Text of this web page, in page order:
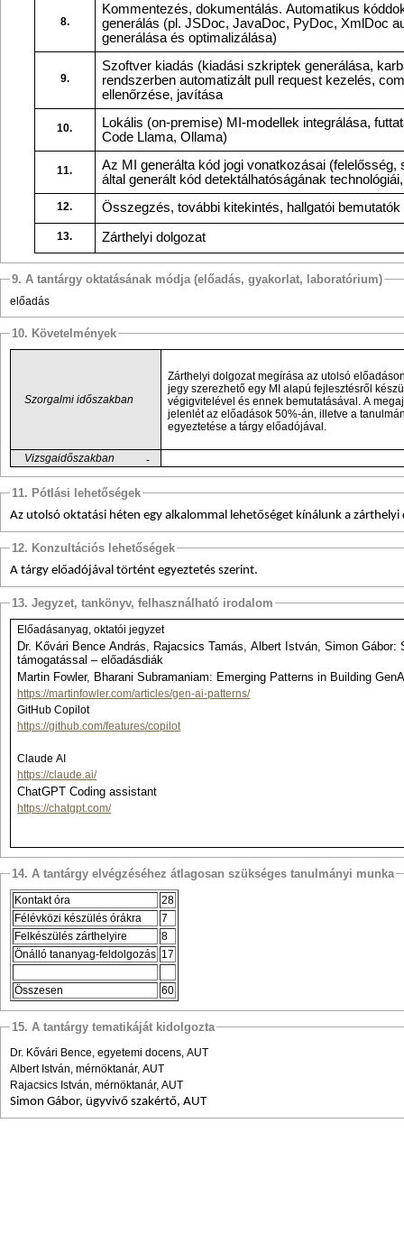
8.
Kommentezés, dokumentálás. Automatikus kóddokumentáció-
generálás (pl. JSDoc, JavaDoc, PyDoc, XmlDoc
generálása és optimalizálása)
9.
Szoftver kiadás (kiadási szkriptek generálása, karbantartása), CI/CD
rendszerben automatizált pull request kezelés, commitok leírásának
ellenőrzése, javítása
10.
Lokális (on-premise) MI-modellek integrálása, futtatása (pl. Llama,
Code Llama, Ollama)
11.
Az MI generálta kód jogi vonatkozásai (felelősség, szerzői jogok). AI
által generált kód
12. Összegzés, további kitekintés, hallgatói bemutatók
13. Zárthelyi dolgozat
9. A tantárgy oktatásának módja (előadás, gyakorlat, laboratórium)
előadás
10. Követelmények
Szorgalmi időszakban
Zárthelyi dolgozat megírása az utolsó előadásonA tárgyból megajánlott
jegy szerezhető egy MI alapú fejlesztésről készült esettanulmány
végigvitelével és ennek bemutatásával. A megajánlott jegy feltétele
jelenlét az előadások 50%-án, illetve a tanulmány témájának előzetes
egyeztetése a tárgy előadójával.
Vizsgaidőszakban -
11. Pótlási lehetőségek
Az utolsó oktatási héten egy alkalommal lehetőséget kínálunk a
12. Konzultációs lehetőségek
A tárgy előadójával történt egyeztetés szerint.
13. Jegyzet, tankönyv, felhasználható irodalom
Előadásanyag, oktatói jegyzet
Dr. Kővári Bence András, Rajacsics Tamás, Albert István, Simon Gábor: Szoftverfejlesztés MI
támogatással – előadásdiák
Martin Fowler, Bharani Subramaniam: Emerging Patterns in Building
https://martinfowler.com/articles/gen-ai-patterns/
GitHub Copilot
https://github.com/features/copilot
Claude AI
https://claude.ai/
ChatGPT Coding assistant
https://chatgpt.com/
14. A tantárgy elvégzéséhez átlagosan szükséges tanulmányi munka
Kontakt óra
28
Félévközi készülés órákra
7
Felkészülés zárthelyire
8
Önálló tananyag-feldolgozás 17
Összesen 60
15. A tantárgy tematikáját kidolgozta
Dr. Kővári Bence, egyetemi docens, AUT
Albert István, mérnöktanár, AUT
Rajacsics István, mérnöktanár, AUT
Simon Gábor, ügyvivő szakértő, AUT